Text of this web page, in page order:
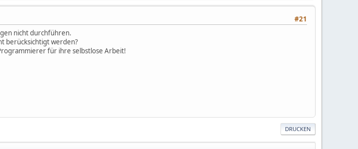
#21
nicht durchführen.
berücksichtigt werden?
für ihre selbstlose Arbeit!
DRUCKEN